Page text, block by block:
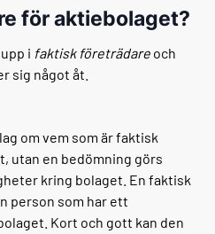
för aktiebolaget?
i faktisk företrädare och
sig något åt.
om vem som är faktisk
utan en bedömning görs
kring bolaget. En faktisk
person som har ett
Kort och gott kan den